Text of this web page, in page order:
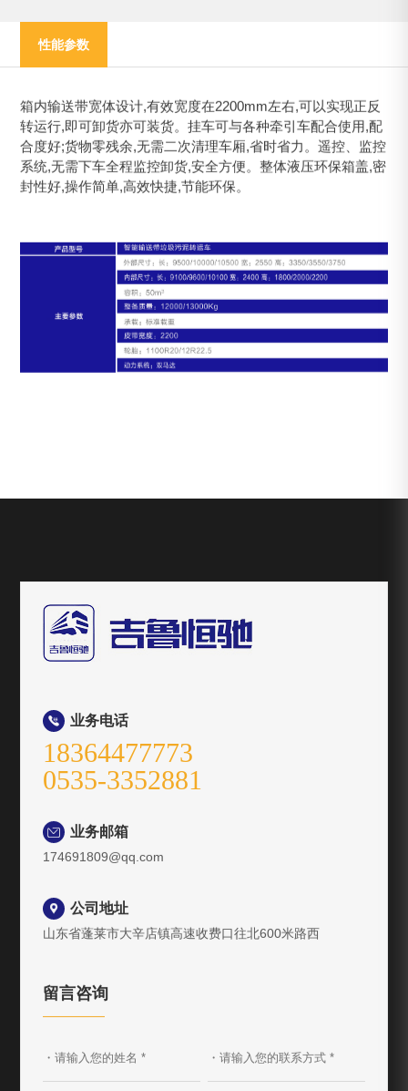
性能参数
箱内输送带宽体设计,有效宽度在2200mm左右,可以实现正反
转运行,即可卸货亦可装货。挂车可与各种牵引车配合使用,配
合度好;货物零残余,无需二次清理车厢,省时省力。遥控、监控
系统,无需下车全程监控卸货,安全方便。整体液压环保箱盖,密
封性好,操作简单,高效快捷,节能环保。

18364477773
0535-3352881
174691809@qq.com
山东省蓬莱市大辛店镇高速收费口往北600米路西